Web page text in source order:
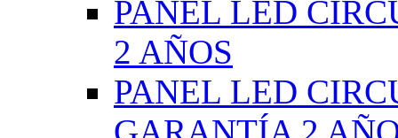
PANEL LED
2 AÑOS
PANEL LED